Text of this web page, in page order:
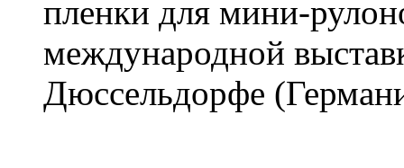
пленки для мини-
международной
Дюссельдорфе